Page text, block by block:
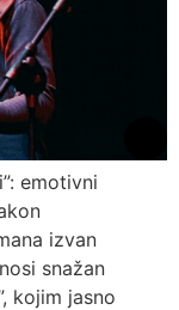
emotivni
izvan
snažan
kojim jasno